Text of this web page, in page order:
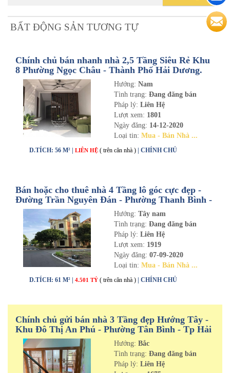
BẤT ĐỘNG SẢN TƯƠNG TỰ
Chính chủ bán nhanh nhà 2,5 Tầng Siêu Rẻ Khu
8 Phường Ngọc Châu - Thành Phố Hải Dương.
Hướng: Nam
Tình trạng: Đang đăng bán
Pháp lý: Liên Hệ
Lượt xem: 1801
Ngày đăng: 14-12-2020
Loại tin: Mua - Bán Nhà ...
D.TÍCH: 56 M² | LIÊN HỆ ( trên căn nhà ) | CHÍNH CHỦ
Bán hoặc cho thuê nhà 4 Tầng lô góc cực đẹp -
Đường Trần Nguyên Đán - Phường Thanh Bình -
Tp Hải Dương
Hướng: Tây nam
Tình trạng: Đang đăng bán
Pháp lý: Liên Hệ
Lượt xem: 1919
Ngày đăng: 07-09-2020
Loại tin: Mua - Bán Nhà ...
D.TÍCH: 61 M² | 4.501 TỶ ( trên căn nhà ) | CHÍNH CHỦ
Chính chủ gửi bán nhà 3 Tầng đẹp Hướng Tây -
Khu Đô Thị An Phú - Phường Tân Bình - Tp Hải
Dương
Hướng: Bắc
Tình trạng: Đang đăng bán
Pháp lý: Liên Hệ